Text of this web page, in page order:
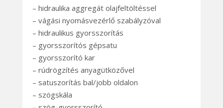
– hidraulika aggregát olajfeltöltéssel
– vágási nyomásvezérlő szabályzóval
– hidraulikus gyorsszorítás
– gyorsszorítós gépsatu
– gyorsszorító kar
– rúdrögzítés anyagütközővel
– satuszorítás bal/jobb oldalon
– szögskála